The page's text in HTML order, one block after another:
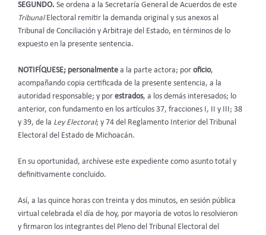
SEGUNDO. Se ordena a la Secretaría General de Acuerdos de este
Tribunal Electoral remitir la demanda original y sus anexos al
Tribunal de Conciliación y Arbitraje del Estado, en términos de lo
expuesto en la presente sentencia.
NOTIFÍQUESE; personalmente a la parte actora; por oficio,
acompañando copia certificada de la presente sentencia, a la
autoridad responsable; y por estrados, a los demás interesados; lo
anterior, con fundamento en los artículos 37, fracciones I, II y III; 38
y 39, de la Ley Electoral; y 74 del Reglamento Interior del Tribunal
Electoral del Estado de Michoacán.
En su oportunidad, archívese este expediente como asunto total y
definitivamente concluido.
Así, a las quince horas con treinta y dos minutos, en sesión pública
virtual celebrada el día de hoy, por mayoría de votos lo resolvieron
y firmaron los integrantes del Pleno del Tribunal Electoral del